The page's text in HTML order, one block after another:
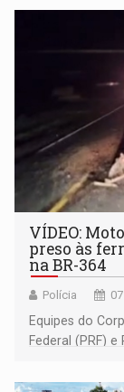
VÍDEO:
preso às
na BR-364
Polícia
Equipes do
Federal (PRF)